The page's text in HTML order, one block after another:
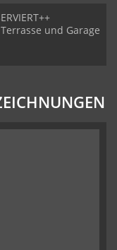
und Garage